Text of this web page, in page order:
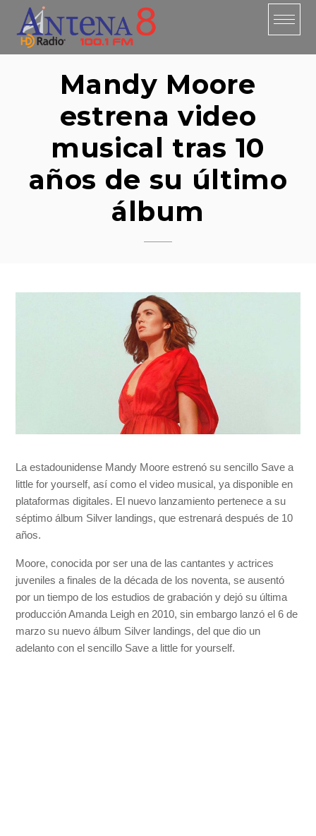
content
Mandy Moore
estrena video
musical tras 10
años de su último
álbum
La estadounidense Mandy Moore estrenó su sencillo Save a
little for yourself, así como el video musical, ya disponible en
plataformas digitales. El nuevo lanzamiento pertenece a su
séptimo álbum Silver landings, que estrenará después de 10
años.
Moore, conocida por ser una de las cantantes y actrices
juveniles a finales de la década de los noventa, se ausentó
por un tiempo de los estudios de grabación y dejó su última
producción Amanda Leigh en 2010, sin embargo lanzó el 6 de
marzo su nuevo álbum Silver landings, del que dio un
adelanto con el sencillo Save a little for yourself.